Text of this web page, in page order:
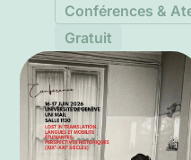
Conférences &
Gratuit